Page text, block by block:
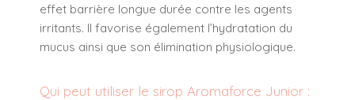
effet barrière longue durée contre les agents
irritants. Il favorise également l’hydratation du
mucus ainsi que son élimination physiologique.
Qui peut utiliser le sirop Aromaforce Junior :